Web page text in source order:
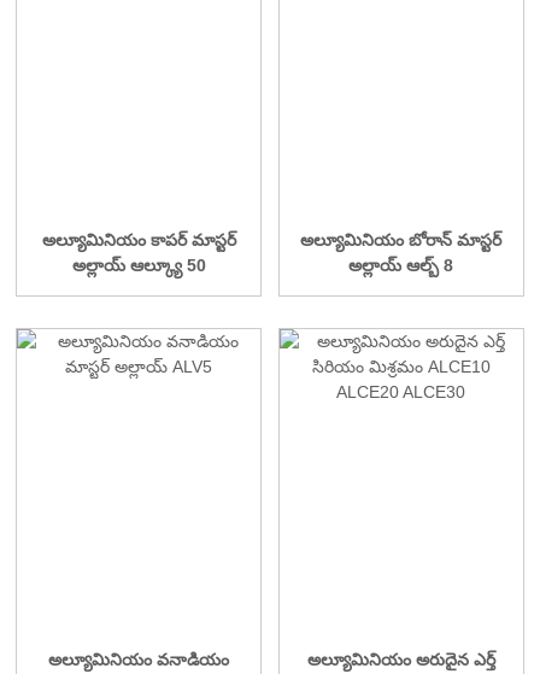
అల్యూమినియం కాపర్ మాస్టర్
అల్లాయ్ ఆల్క్యూ 50
అల్యూమినియం బోరాన్ మాస్టర్
అల్లాయ్ ఆల్బ్ 8
అల్యూమినియం వనాడియం
అల్యూమినియం అరుదైన ఎర్త్